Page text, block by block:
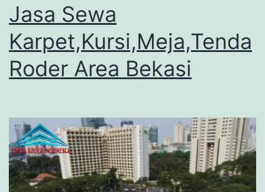
Jasa Sewa
Karpet,Kursi,Meja,Tenda
Roder Area Bekasi